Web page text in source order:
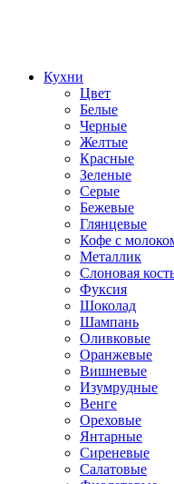
Кухни
Цвет
Белые
Черные
Желтые
Красные
Зеленые
Серые
Бежевые
Глянцевые
Кофе с
Металлик
Слоновая
Фуксия
Шоколад
Шампань
Оливковые
Оранжевые
Вишневые
Изумрудные
Венге
Ореховые
Янтарные
Сиреневые
Салатовые